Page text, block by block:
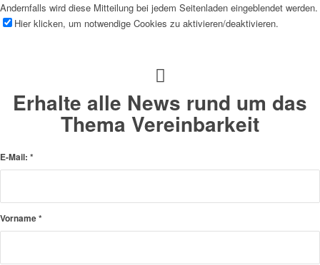
Andernfalls wird diese Mitteilung bei jedem Seitenladen eingeblendet werden.
Hier klicken, um notwendige Cookies zu aktivieren/deaktivieren.
Erhalte alle News rund um das
Thema Vereinbarkeit
E-Mail: *
Vorname*